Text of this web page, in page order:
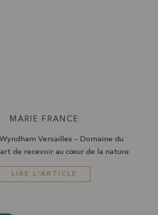
MARIE FRANCE
Versailles – Domaine du
de recevoir au cœur de la nature
LIRE L'ARTICLE